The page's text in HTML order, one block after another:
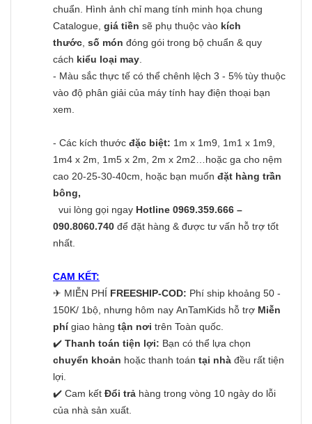
chuẩn. Hình ảnh chỉ mang tính minh họa chung
Catalogue, giá tiền sẽ phụ thuộc vào kích
thước, số món đóng gói trong bộ chuẩn & quy
cách kiểu loại may.
- Màu sắc thực tế có thể chênh lệch 3 - 5% tùy thuộc
vào độ phân giải của máy tính hay điện thoại bạn
xem.
- Các kích thước đặc biệt: 1m x 1m9, 1m1 x 1m9,
1m4 x 2m, 1m5 x 2m, 2m x 2m2…hoặc ga cho nệm
cao 20-25-30-40cm, hoặc bạn muốn đặt hàng trần
bông,
vui lòng gọi ngay Hotline 0969.359.666 –
090.8060.740 để đặt hàng & được tư vấn hỗ trợ tốt
nhất.
CAM KẾT:
✈ MIỄN PHÍ FREESHIP-COD: Phí ship khoảng 50 -
150K/ 1bộ, nhưng hôm nay AnTamKids hỗ trợ Miễn
phígiao hàng tận nơi trên Toàn quốc.
✔️ Thanh toán tiện lợi: Bạn có thể lựa chọn
chuyển khoản hoặc thanh toán tại nhà đều rất tiện
lợi.
✔️ Cam kết Đổi trả hàng trong vòng 10 ngày do lỗi
của nhà sản xuất.